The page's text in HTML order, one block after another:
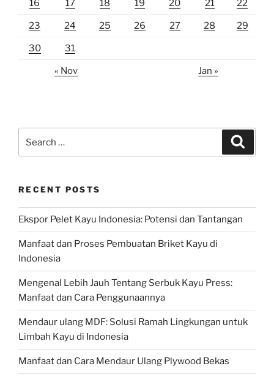
16 17 18 19 20 21 22
23 24 25 26 27 28 29
30 31
« Nov Jan »
for:
RECENT POSTS
Ekspor Pelet Kayu Indonesia: Potensi dan Tantangan
Manfaat dan Proses Pembuatan Briket Kayu di
Indonesia
Mengenal Lebih Jauh Tentang Serbuk Kayu Press:
Manfaat dan Cara Penggunaannya
Mendaur ulang MDF: Solusi Ramah Lingkungan untuk
Limbah Kayu di Indonesia
Manfaat dan Cara Mendaur Ulang Plywood Bekas